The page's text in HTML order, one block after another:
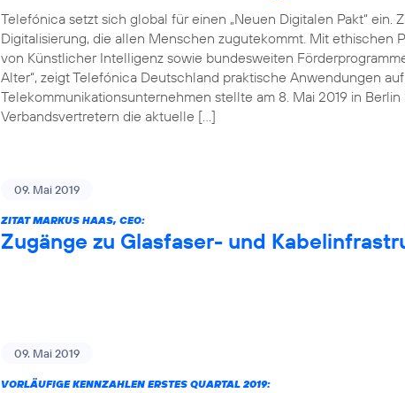
Telefónica setzt sich global für einen „Neuen Digitalen Pakt“ ein.
Digitalisierung, die allen Menschen zugutekommt. Mit ethischen
von Künstlicher Intelligenz sowie bundesweiten
Alter“, zeigt Telefónica Deutschland praktische Anwendungen
Telekommunikationsunternehmen stellte am 8. Mai 2019 in
Verbandsvertretern die aktuelle […]
09. Mai 2019
ZITAT MARKUS HAAS, CEO:
Zugänge zu Glasfaser- und
09. Mai 2019
VORLÄUFIGE KENNZAHLEN ERSTES QUARTAL 2019: